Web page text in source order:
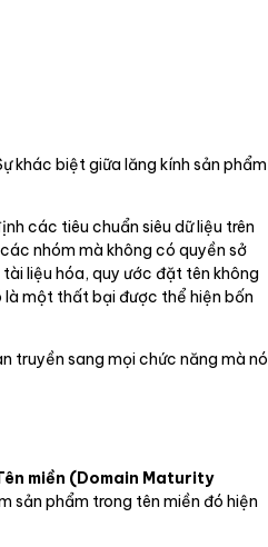
khác biệt giữa lăng kính sản phẩm
các tiêu chuẩn siêu dữ liệu trên
nhóm mà không có quyền sở
liệu hóa, quy ước đặt tên không
là một thất bại được thể hiện bốn
truyền sang mọi chức năng mà nó
miền (Domain Maturity
sản phẩm trong tên miền đó hiện